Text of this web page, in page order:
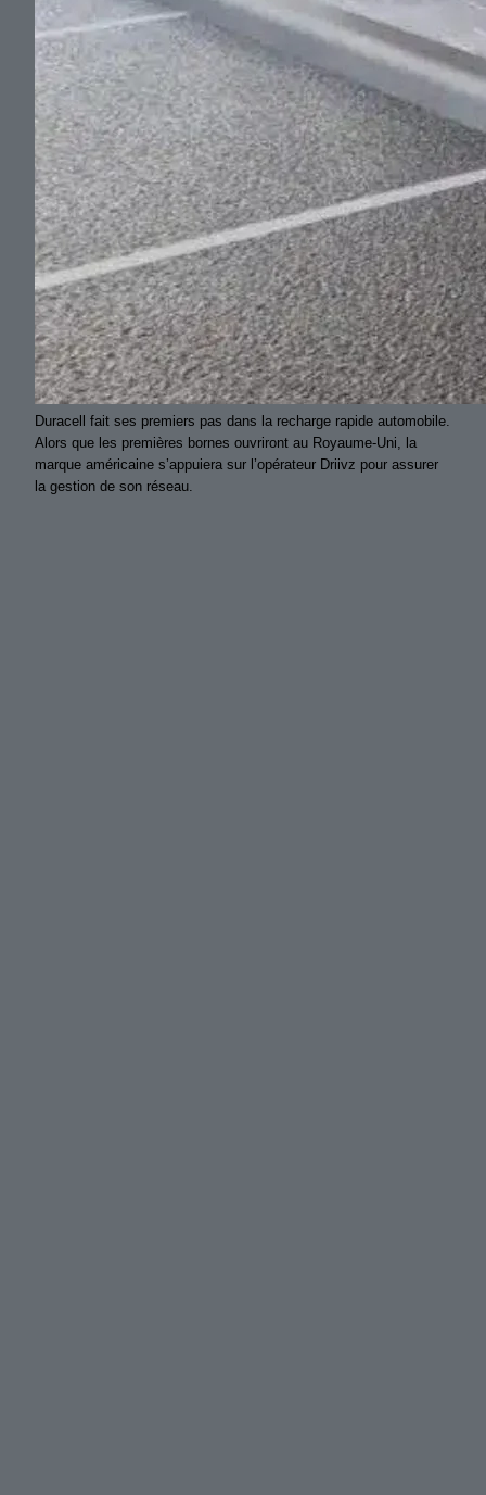
Duracell fait ses premiers pas dans la recharge rapide automobile.
Alors que les premières bornes ouvriront au Royaume-Uni, la
marque américaine s’appuiera sur l’opérateur Driivz pour assurer
la gestion de son réseau.